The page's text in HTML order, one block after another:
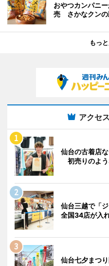
おやつカンパニ
売 さかなクンの
もっ
アクセ
仙台の古着店
初売りのよ
仙台三越で「
全国34店が入
仙台七夕まつ